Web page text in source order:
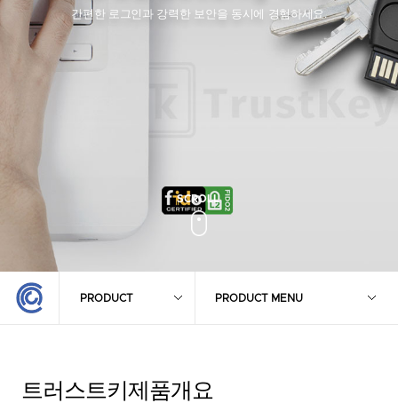
간편한 로그인과 강력한 보안을 동시에 경험하세요.
PRODUCT PRODUCT MENU
트러스트키 제품개요